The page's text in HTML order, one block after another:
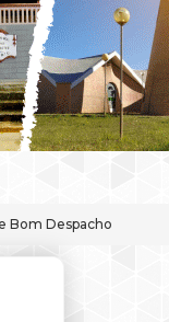
Bom Despacho